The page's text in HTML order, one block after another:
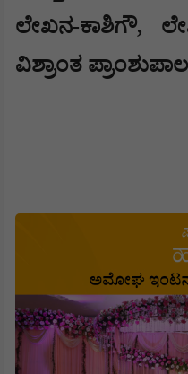
ಲೇಖನ-ಕಾಶಿಗೌ,
ವಿಶ್ರಾಂತ